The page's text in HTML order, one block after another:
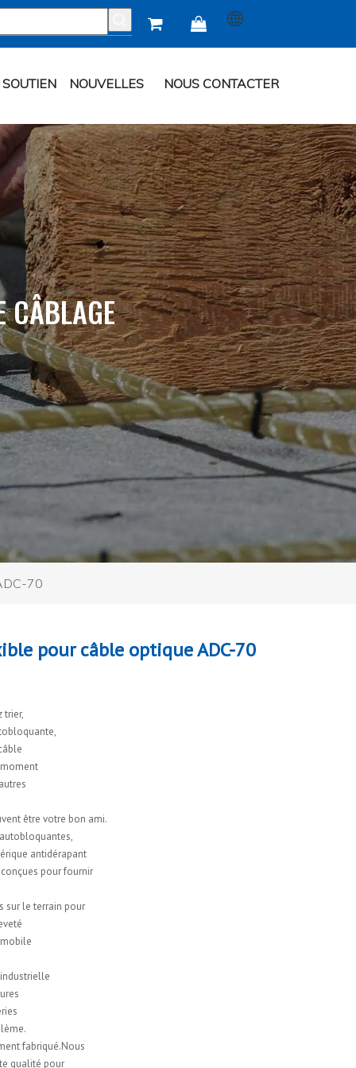
 
SOUTIEN NOUVELLES NOUS CONTACTER
CÂBLAGE
70
pour câble optique ADC-70
trier,
être votre bon ami.
antidérapant
pour fournir
sur le terrain pour
fabriqué.Nous
qualité pour